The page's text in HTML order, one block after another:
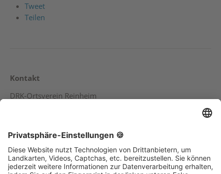
Tweet
Teilen
Kontakt
DRK-Ortsverein Reinheim
Telefon (0 61 62) 83 88 5
Service